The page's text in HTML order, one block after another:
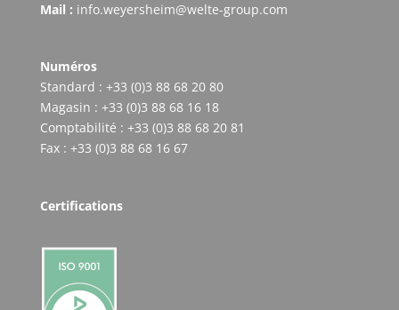
Mail : info.weyersheim@welte-group.com
Numéros
Standard : +33 (0)3 88 68 20 80
Magasin : +33 (0)3 88 68 16 18
Comptabilité : +33 (0)3 88 68 20 81
Fax : +33 (0)3 88 68 16 67
Certifications